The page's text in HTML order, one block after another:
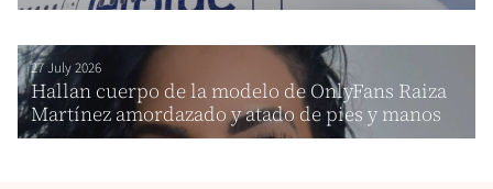
27 July 2026
Hallan cuerpo de la modelo de OnlyFans Raiza
Martínez amordazado y atado de pies y manos